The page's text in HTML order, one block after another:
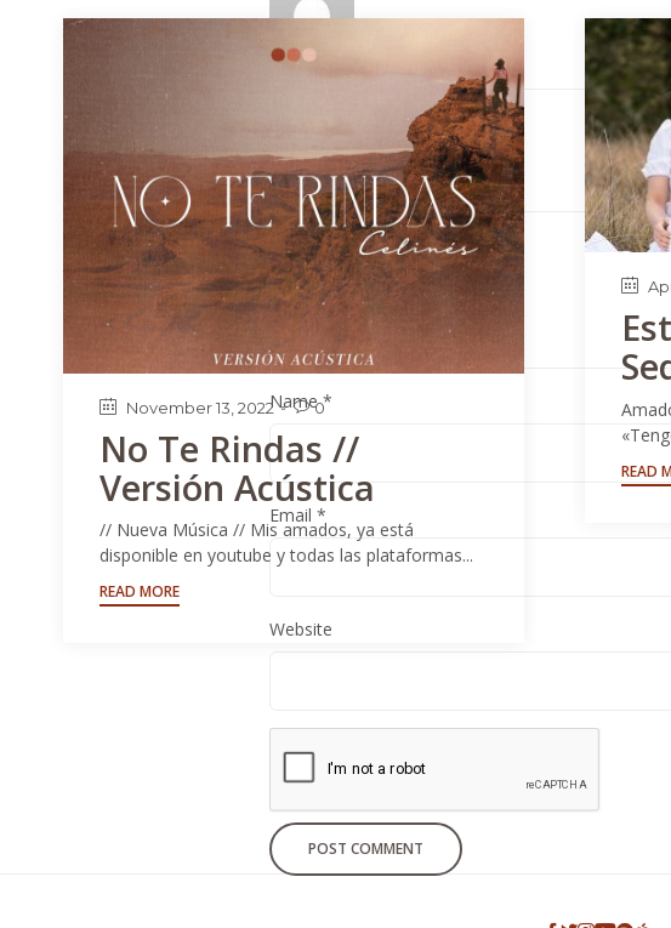
LEAVE A REPLY
Comment*
Name*
Email *
Website
November 13, 2022  0
No Te Rindas //
Versión Acústica
// Nueva Música // Mis amados, ya está
disponible en youtube y todas las plataformas...
READ MORE
READ